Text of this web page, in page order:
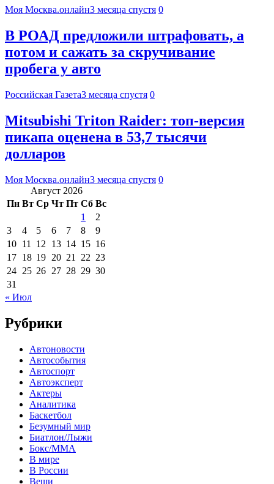
Моя Москва.онлайн3 месяца спустя 0
В РОАД предложили штрафовать, а
потом и сажать за скручивание
пробега у авто
Российская Газета3 месяца спустя 0
Mitsubishi Triton Raider: топ-версия
пикапа оценена в 53,7 тысячи
долларов
Моя Москва.онлайн3 месяца спустя 0
Август 2026
Пн Вт Ср Чт Пт Сб Вс
1
2
3
4 5 6 7 8
9
10 11 12 13 14 15 16
17 18 19 20 21 22 23
24 25 26 27 28 29 30
31
« Июл
Рубрики
Автоновости
Автособытия
Автоспорт
Автоэксперт
Актеры
Аналитика
Баскетбол
Безумный мир
Биатлон/Лыжи
Бокс/MMA
В мире
В России
Вещи